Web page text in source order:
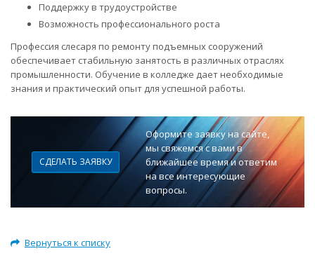
Поддержку в трудоустройстве
Возможность профессионального роста
Профессия слесаря по ремонту подъемных сооружений
обеспечивает стабильную занятость в различных отраслях
промышленности. Обучение в колледже дает необходимые
знания и практический опыт для успешной работы.
СДЕЛАТЬ ЗАЯВКУ
Оформите заявку на сайте,
мы свяжемся с вами в
ближайшее время и ответим
на все интересующие
вопросы.
Вернуться к списку